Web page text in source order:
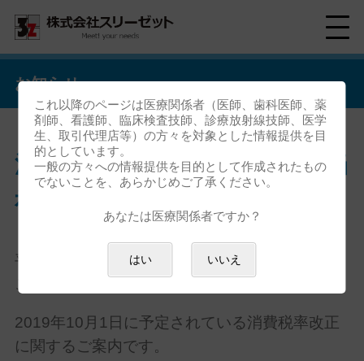
お知らせ
消費税率引き上げに関します当
社の対応について
平素は格別のお引立てを賜り、誠にありがとう
ございます。
2019年10月1日に予定されている消費税率改正
に関するご案内です。
これ以降のページは医療関係者（医師、歯科医師、薬
剤師、看護師、臨床検査技師、診療放射線技師、医学
生、取引代理店等）の方々を対象とした情報提供を目
的としています。
一般の方々への情報提供を目的として作成されたもの
でないことを、あらかじめご了承ください。
あなたは医療関係者ですか？
はい いいえ